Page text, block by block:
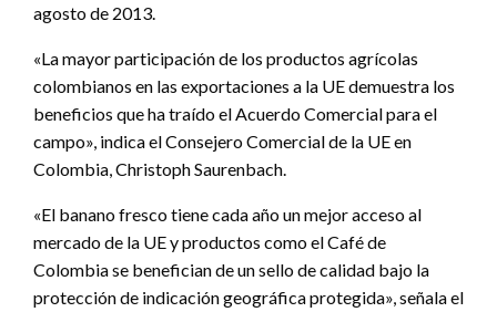
agosto de 2013.
«La mayor participación de los productos agrícolas
colombianos en las exportaciones a la UE demuestra los
beneficios que ha traído el Acuerdo Comercial para el
campo», indica el Consejero Comercial de la UE en
Colombia, Christoph Saurenbach.
«El banano fresco tiene cada año un mejor acceso al
mercado de la UE y productos como el Café de
Colombia se benefician de un sello de calidad bajo la
protección de indicación geográfica protegida», señala el